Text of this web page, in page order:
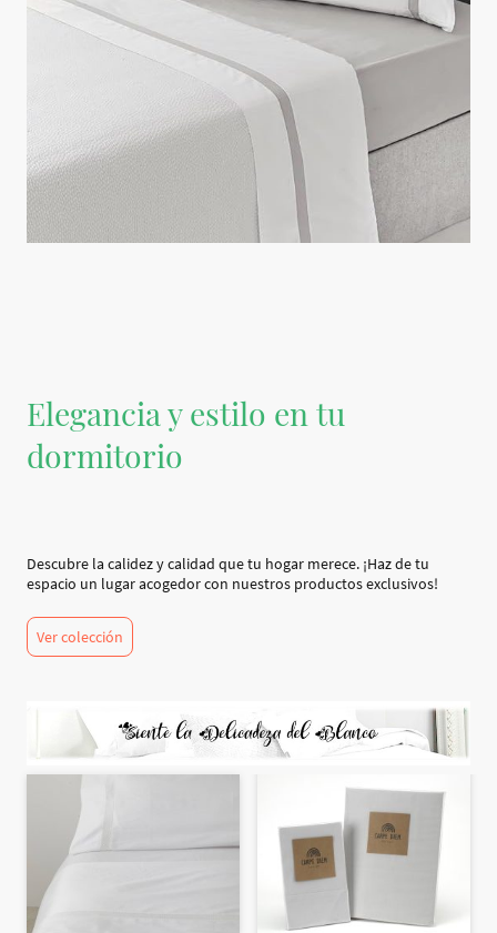
Elegancia y estilo en tu
dormitorio
Descubre la calidez y calidad que tu hogar merece. ¡Haz de tu
espacio un lugar acogedor con nuestros productos exclusivos!
Ver colección